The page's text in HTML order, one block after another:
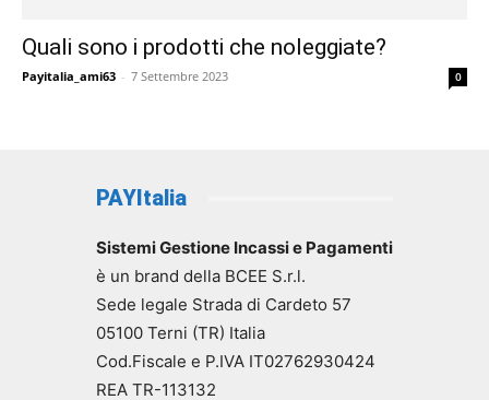
Quali sono i prodotti che noleggiate?
Payitalia_ami63 - 7 Settembre 2023 0
PAYItalia
Sistemi Gestione Incassi e Pagamenti
è un brand della BCEE S.r.l.
Sede legale Strada di Cardeto 57
05100 Terni (TR) Italia
Cod.Fiscale e P.IVA IT02762930424
REA TR-113132